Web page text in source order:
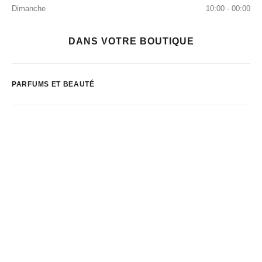
Dimanche
10:00 - 00:00
DANS VOTRE BOUTIQUE
PARFUMS ET BEAUTÉ